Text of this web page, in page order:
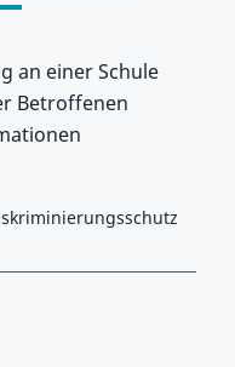
an einer Schule
Betroffenen